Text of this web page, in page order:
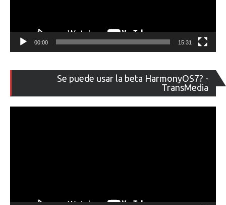
00:00 15:31
Se puede usar la beta HarmonyOS7? -
TransMedia
de